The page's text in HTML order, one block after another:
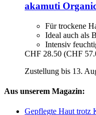
akamuti
Für trockene
Ideal auch als
Intensiv
CHF 28.50 (CHF
Zustellung bis 13.
Aus unserem Magazin:
Gepflegte Haut trotz